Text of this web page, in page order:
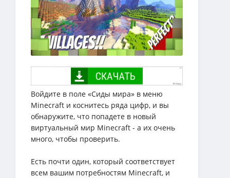
Войдите в поле «Сиды мира» в меню
Minecraft и коснитесь ряда цифр, и вы
обнаружите, что попадете в новый
виртуальный мир Minecraft - а их очень
много, чтобы проверить.
Есть почти один, который соответствует
всем вашим потребностям Minecraft, и